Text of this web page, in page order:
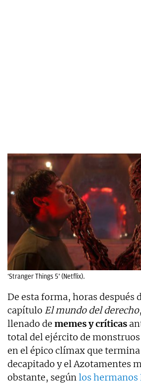
‘Stranger Things 5’ (Netflix).
De esta forma, horas después
capítulo El mundo del derecho
llenado de memes y críticas
total del ejército de
en el épico clímax que
decapitado y el Azotamentes
obstante, segúnlos hermanos